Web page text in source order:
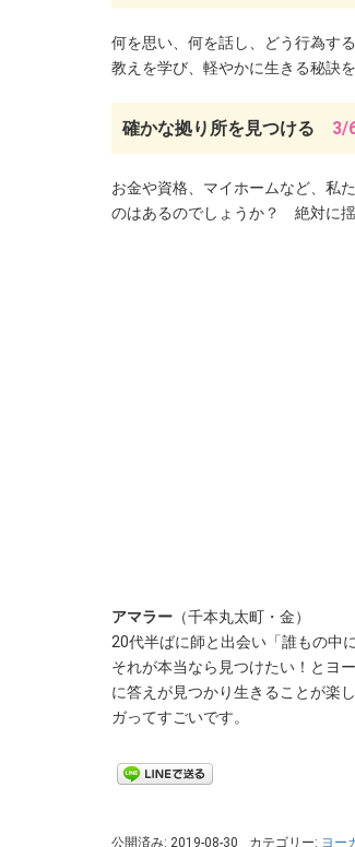
何を思い、何を話し、どう行為す
教えを学び、軽やかに生きる秘訣を
確かな拠り所を見つける 3/
お金や資格、マイホームなど、私
のはあるのでしょうか？ 絶対に揺
アマラー （千本丸太町・金）
20代半ばに師と出会い「誰もの中
それが本当なら見つけたい！とヨ
に答えが見つかり生きることが楽
ガってすごいです。
公開済み: 2019-08-30 カテゴリー: ヨー